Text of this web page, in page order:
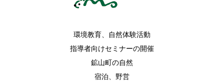
環境教育、自然体験活動
指導者向けセミナーの開催
鉱山町の自然
宿泊、野営